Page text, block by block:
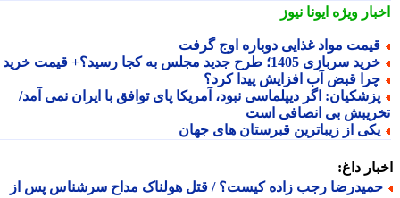
ویژهایونا نیوز
مواد غذایی دوباره اوج گرفت
سربازی 1405؛ طرح جدید مجلس به کجا رسید؟+ قیمت خرید
قبض آب افزایش پیدا کرد؟
اگر دیپلماسی نبود، آمریکا پای توافق با ایران نمی آمد/
بی انصافی است
از زیباترین قبرستان های جهان
داغ:
رجب زاده کیست؟ / قتل هولناک مداح سرشناس پس از